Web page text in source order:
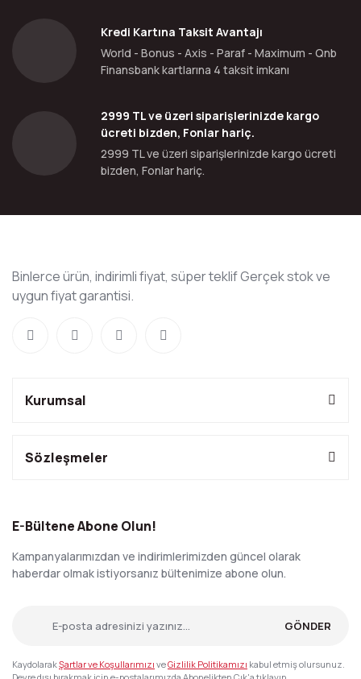
Kredi Kartına Taksit Avantajı
World - Bonus - Axis - Paraf - Maximum - Qnb
Finansbank kartlarına 4 taksit imkanı
2999 TL ve üzeri siparişlerinizde kargo
ücreti bizden, Fonlar hariç.
2999 TL ve üzeri siparişlerinizde kargo ücreti
bizden, Fonlar hariç.
Binlerce ürün, indirimli fiyat, süper teklif Gerçek stok ve
uygun fiyat garantisi.
Kurumsal
Sözleşmeler
E-Bültene Abone Olun!
Kampanyalarımızdan ve indirimlerimizden güncel olarak
haberdar olmak istiyorsanız bültenimize abone olun.
GÖNDER
KaydolarakŞartlar ve Koşullarımızı veGizlilik Politikamızı kabul etmiş olursunuz.